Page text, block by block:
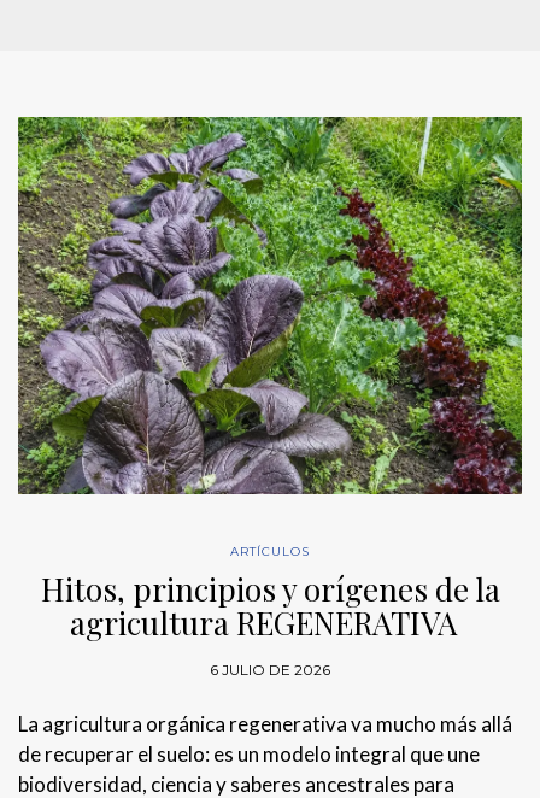
ARTÍCULOS
Hitos, principios y orígenes de la
agricultura REGENERATIVA
6 JULIO DE 2026
La agricultura orgánica regenerativa va mucho más allá
de recuperar el suelo: es un modelo integral que une
biodiversidad, ciencia y saberes ancestrales para